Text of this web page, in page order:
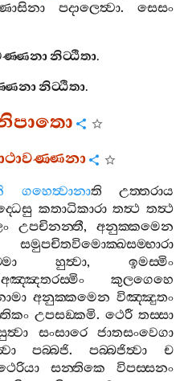
පදාලෙත්‍වා. සෙසං
නිට‍්ඨිතා.
නිට‍්ඨිතා.
ගහෙත්‍වානාති
උත‍්තරාය
කතාධිකාරා තත්‍ථ තත්‍ථ
උපචිනන‍්තී, අනුක‍්කමෙන
සමුපචිතවිමොක‍්ඛසම‍්භාරා
හුත්‍වා, ඉමස‍්මිං
අඤ‍්ඤතරස‍්මිං
කුලගෙහෙ
අනුක‍්කමෙන විඤ‍්ඤුතං
උපසඞ‍්කමි. ථෙරී තස‍්සා
සංසාරෙ
ජාතසංවෙගා
පබ‍්බජි.පබ‍්බජිත්‍වා
ච
සන‍්තිකෙ
විපස‍්සනං